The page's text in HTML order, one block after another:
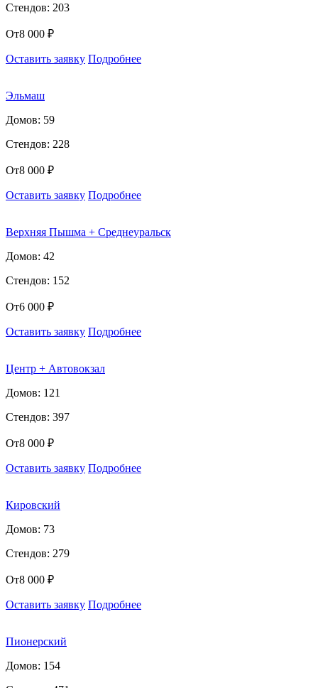
Стендов: 203
От8 000 ₽
Оставить заявку Подробнее
Эльмаш
Домов: 59
Стендов: 228
От8 000 ₽
Оставить заявку Подробнее
Верхняя Пышма + Среднеуральск
Домов: 42
Стендов: 152
От6 000 ₽
Оставить заявку Подробнее
Центр + Автовокзал
Домов: 121
Стендов: 397
От8 000 ₽
Оставить заявку Подробнее
Кировский
Домов: 73
Стендов: 279
От8 000 ₽
Оставить заявку Подробнее
Пионерский
Домов: 154